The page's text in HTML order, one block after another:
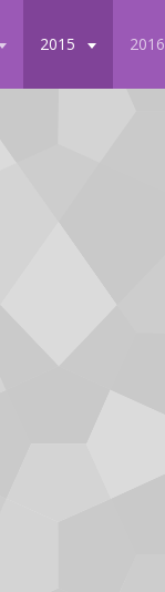
2015